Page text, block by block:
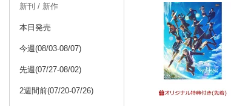
新刊 / 新作
本日発売
今週(08/03-08/07)
先週(07/27-08/02)
2週間前(07/20-07/26)